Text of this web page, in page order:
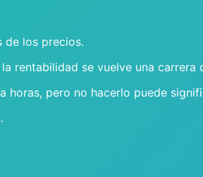
de los precios.
rentabilidad se vuelve una carrera
pero no hacerlo puede